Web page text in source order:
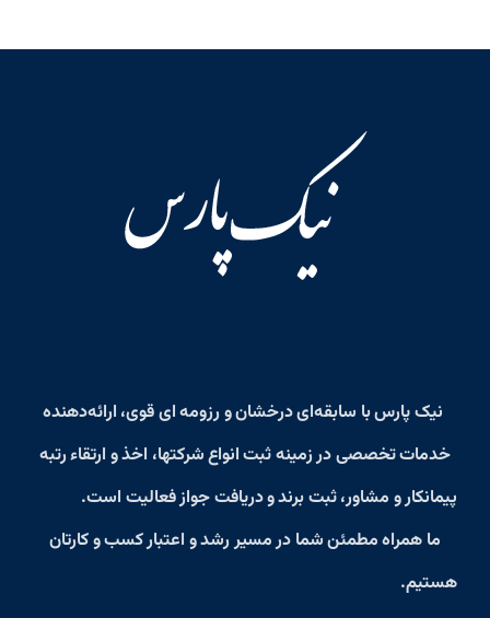
نیک پارسبا سابقه‌ای درخشان و رزومه‌ ای قوی، ارائه‌دهنده
خدمات تخصصی در زمینهثبت انواع شرکتها، اخذ و ارتقاء رتبه
پیمانکار و مشاور، ثبت برند و دریافت جواز فعالیت است.
ما همراه مطمئن شما در مسیر رشد و اعتبار کسب‌ و کارتان
هستیم.